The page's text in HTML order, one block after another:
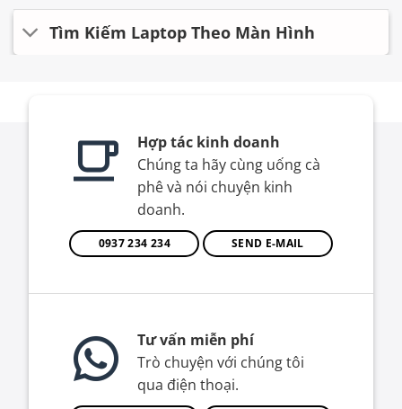
Tìm Kiếm Laptop Theo Màn Hình
Hợp tác kinh doanh
Chúng ta hãy cùng uống cà
phê và nói chuyện kinh
doanh.
0937 234 234 SEND E-MAIL
Tư vấn miễn phí
Trò chuyện với chúng tôi
qua điện thoại.